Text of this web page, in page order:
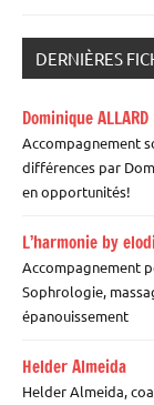
DERNIÈRES
Dominique ALLARD
Accompagnement
différences par
en opportunités!
L’harmonie by
Accompagnement
Sophrologie,
épanouissement
Helder Almeida
Helder Almeida,